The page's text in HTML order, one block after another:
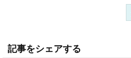
記事をシェアする